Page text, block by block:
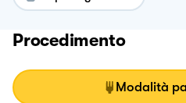
Procedimento
Modalità